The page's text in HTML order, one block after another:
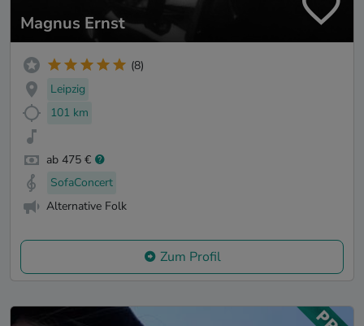
Magnus Ernst
(8)
Leipzig
101 km
ab 475 €
SofaConcert
Alternative Folk
Zum Profil